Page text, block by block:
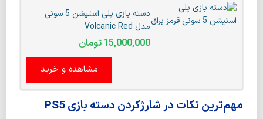
دسته بازی پلی استیشن 5 سونی
مدل Volcanic Red
15,000,000تومان
مشاهده و خرید
مهم‌ترین نکات در شارژکردن دسته بازی PS5